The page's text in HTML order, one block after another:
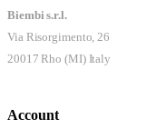
Biembi s.r.l.
Via Risorgimento, 26
20017 Rho (MI) Italy
Account